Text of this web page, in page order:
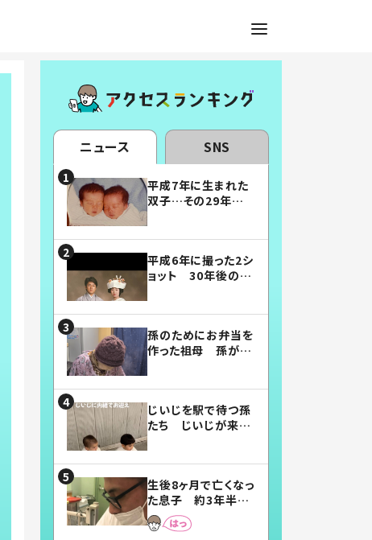
ニュース SNS
平成7年に生まれた
双子…その29年後
平成6年に撮った2シ
ョット 30年後の姿
孫のためにお弁当を
作った祖母 孫が絶
じいじを駅で待つ孫
たち じいじが来た
まらない」「幸せにな
れる」
生後8ヶ月で亡くなっ
た息子 約3年半
後、当時の妻の日記
に書いてあった本音